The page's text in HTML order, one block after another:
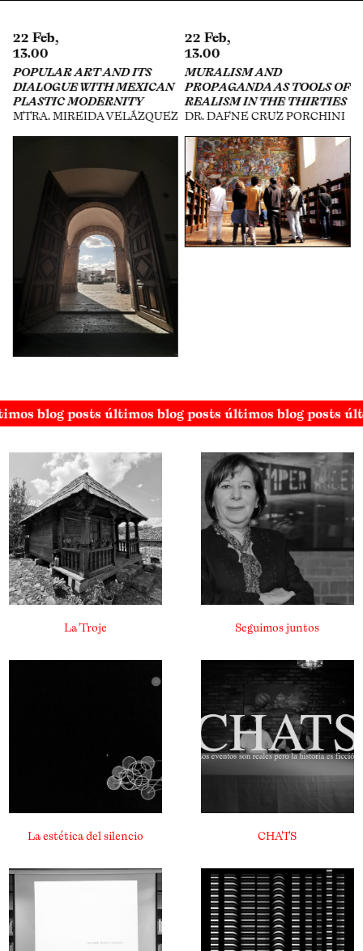
AND ITS
MEXICAN
VELÁZQUEZ
MURALISM AND
PROPAGANDA AS TOOLS OF
REALISM IN THE THIRTIES
DR. DAFNE CRUZ PORCHINI
EXHIBITION
ON THE
GABY
ZAPATA,
blog posts últimos blog posts últimos blog posts
La Troje Seguimos juntos
La estética del silencio CHATS